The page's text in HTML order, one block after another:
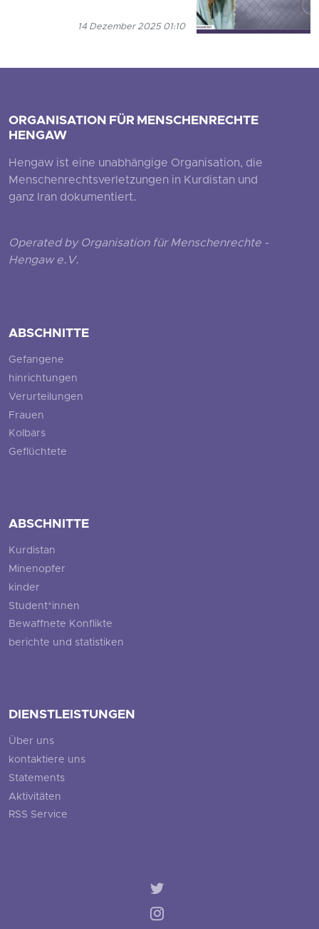
14 Dezember 2025 01:10
ORGANISATION FÜR MENSCHENRECHTE
HENGAW
Hengaw ist eine unabhängige Organisation, die
Menschenrechtsverletzungen in Kurdistan und
ganz Iran dokumentiert.
Operated by Organisation für Menschenrechte -
Hengaw e.V.
ABSCHNITTE
Gefangene
hinrichtungen
Verurteilungen
Frauen
Kolbars
Geflüchtete
ABSCHNITTE
Kurdistan
Minenopfer
kinder
Student*innen
Bewaffnete Konflikte
berichte und statistiken
DIENSTLEISTUNGEN
Über uns
kontaktiere uns
Statements
Aktivitäten
RSS Service